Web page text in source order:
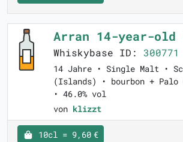
Arran 14-year-old
Whiskybase ID: 300771
14 Jahre • Single Malt •
(Islands) • bourbon + Palo
• 46.0% vol
von klizzt
10cl = 9,60 €